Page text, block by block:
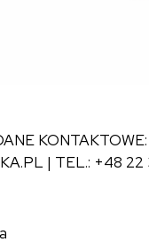
| TEL.: +48